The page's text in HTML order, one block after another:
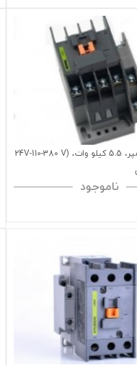
کنتاکتور 12 آمپر، 5.5 کیلو وات، (24V-110-380 V
ناموجود